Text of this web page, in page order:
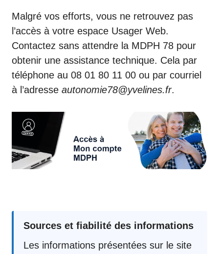
Malgré vos efforts, vous ne retrouvez pas
l’accès à votre espace Usager Web.
Contactez sans attendre la MDPH 78 pour
obtenir une assistance technique. Cela par
téléphone au 08 01 80 11 00 ou par courriel
à l’adresse autonomie78@yvelines.fr.
Sources et fiabilité des informations
Les informations présentées sur le site